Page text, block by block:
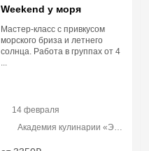
Weekend у моря
Мастер-класс с привкусом
морского бриза и летнего
солнца. Работа в группах от 4
...
14 февраля
Академия кулинарии «Это
улица, 66